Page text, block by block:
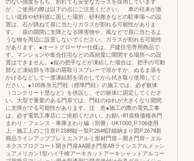
のない強度をもち、割れても安全なガラスを採用しています
が、ご使用の際は以下の点にご注意ください。 車の往来が激
しい道路や砂利道に面した場所、砂利敷きなどの駐車場への設
置は、石が跳ねて扉に当たりガラスが割れる可能性がありま
す。 扉の開閉に支障となる障害物や、風などで扉に当たるよ
うな物を周辺に設置しないでください。ガラスが割れる可能性
があります。●オートクローザー仕様は、戸建住宅専用商品で
す。マンションや集合住宅などの高頻度に開閉する場所への設
置はできません。●錠の把手などが凍結した場合は、把手の可動
部など凍結部を市販の霜取りスプレーで溶かすか、ぬるま湯を
かけるなどして一度凍結部を溶かしてから拭き取り使用してく
ださい。●105角吊元門柱（標準門柱）の施工では、必ず躯体
（コンクリート壁など）を併設し、その躯体に固定してくださ
い。大型で重量のある門扉では、門柱のゆれが大きくなり開閉
に支障がでる可能性があります。注 意●施工の際の電気工事
は、必ず電気工事店にご依頼ください。お願い81規格価格表門
まわり・フェンス・車庫まわり編（別冊）UK1000_P.106使用
上・施工上のご注意P.2588錠一覧P.2648詳細納まり図P.2678新
商品ラインアッププレミエスアルミ形材門扉︵開き門扉︶エル
ネクスプログコート開き門扉AA開き門扉ABライシスアルメッシ
ュアメリカン1型ハイ千峰アーキカットアーキシャットアルコー